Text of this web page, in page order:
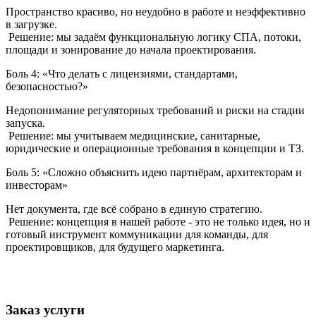
Пространство красиво, но неудобно в работе и неэффективно
в загрузке.
Решение: мы задаём функциональную логику СПА, потоки,
площади и зонирование до начала проектирования.
Боль 4: «Что делать с лицензиями, стандартами,
безопасностью?»
Недопонимание регуляторных требований и риски на стадии
запуска.
Решение: мы учитываем медицинские, санитарные,
юридические и операционные требования в концепции и ТЗ.
Боль 5: «Сложно объяснить идею партнёрам, архитекторам и
инвесторам»
Нет документа, где всё собрано в единую стратегию.
Решение: концепция в нашей работе - это не только идея, но и
готовый инструмент коммуникации для команды, для
проектировщиков, для будущего маркетинга.
Заказ услуги